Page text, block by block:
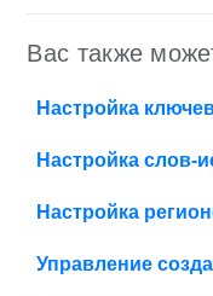
Вас также
Настройка
Настройка слов-
Настройка
Управление